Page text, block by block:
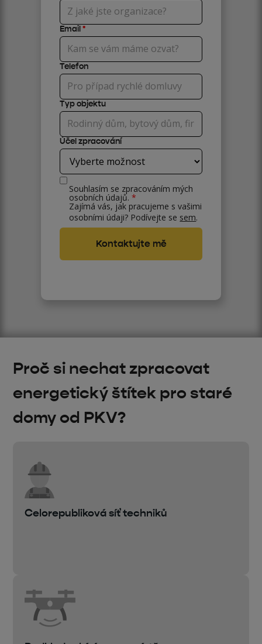
Email*
Telefon
Typ objektu
Účel zpracování
Souhlasím se zpracováním mých
osobních údajů.*
Zajímá vás, jak pracujeme s vašimi
osobními údaji? Podívejte se sem.
Proč si nechat zpracovat
energetický štítek pro staré
domy od PKV?
Celorepubliková síť techniků